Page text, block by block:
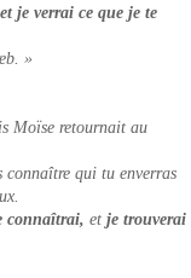
je verrai ce que je te
»
Moïse retournait au
qui tu enverras
connaîtrai, et je trouverai